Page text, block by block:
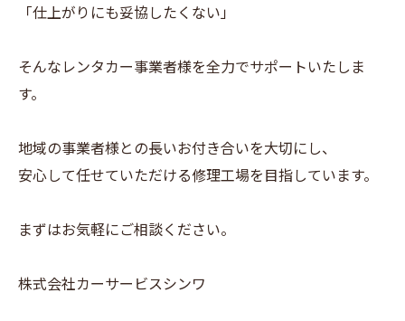
「仕上がりにも妥協したくない」
そんなレンタカー事業者様を全力でサポートいたしま
す。
地域の事業者様との長いお付き合いを大切にし、
安心して任せていただける修理工場を目指しています。
まずはお気軽にご相談ください。
株式会社カーサービスシンワ